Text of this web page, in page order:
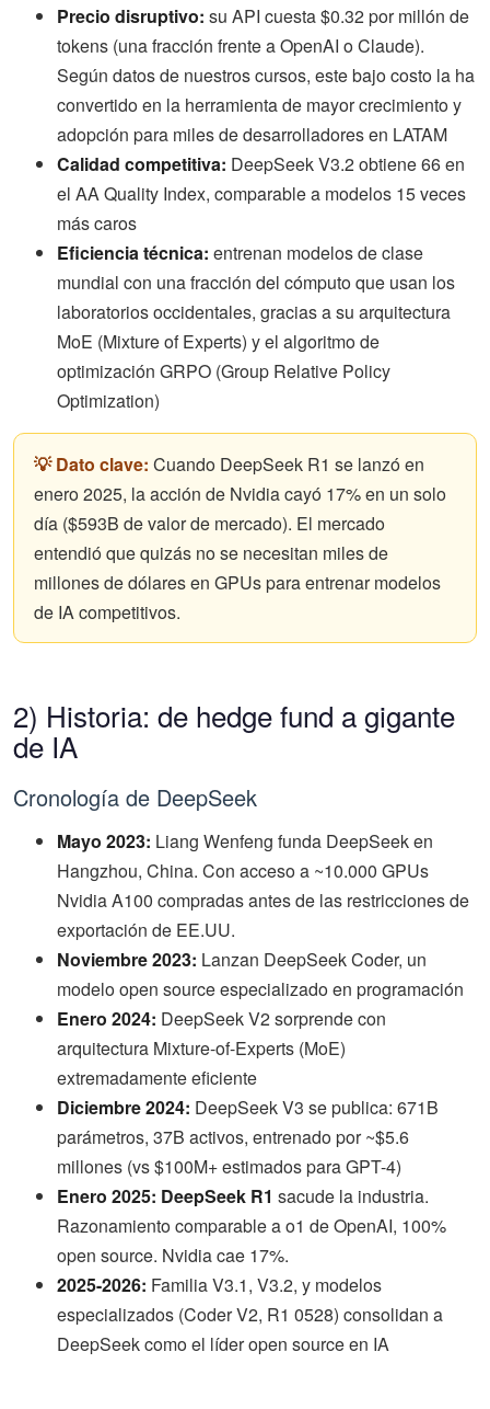
Precio disruptivo: su API cuesta $0.32 por millón de
tokens (una fracción frente a OpenAI o Claude).
Según datos de nuestros cursos, este bajo costo la ha
convertido en la herramienta de mayor crecimiento y
adopción para miles de desarrolladores en LATAM
Calidad competitiva: DeepSeek V3.2 obtiene 66 en
el AA Quality Index, comparable a modelos 15 veces
más caros
Eficiencia técnica: entrenan modelos de clase
mundial con una fracción del cómputo que usan los
laboratorios occidentales, gracias a su arquitectura
MoE (Mixture of Experts) y el algoritmo de
optimización GRPO (Group Relative Policy
Optimization)
💡 Dato clave: Cuando DeepSeek R1 se lanzó en
enero 2025, la acción de Nvidia cayó 17% en un solo
día ($593B de valor de mercado). El mercado
entendió que quizás no se necesitan miles de
millones de dólares en GPUs para entrenar modelos
de IA competitivos.
2) Historia: de hedge fund a gigante
de IA
Cronología de DeepSeek
Mayo 2023: Liang Wenfeng funda DeepSeek en
Hangzhou, China. Con acceso a ~10.000 GPUs
Nvidia A100 compradas antes de las restricciones de
exportación de EE.UU.
Noviembre 2023: Lanzan DeepSeek Coder, un
modelo open source especializado en programación
Enero 2024: DeepSeek V2 sorprende con
arquitectura Mixture-of-Experts (MoE)
extremadamente eficiente
Diciembre 2024: DeepSeek V3 se publica: 671B
parámetros, 37B activos, entrenado por ~$5.6
millones (vs $100M+ estimados para GPT-4)
Enero 2025: DeepSeek R1 sacude la industria.
Razonamiento comparable a o1 de OpenAI, 100%
open source. Nvidia cae 17%.
2025-2026: Familia V3.1, V3.2, y modelos
especializados (Coder V2, R1 0528) consolidan a
DeepSeek como el líder open source en IA